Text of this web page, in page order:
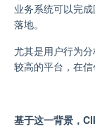
业务系统可以完
落地。
尤其是用户行为
较高的平台，在信
基于这一背景，